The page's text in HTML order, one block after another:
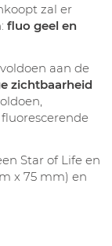
zal er
fluo geel en
aan de
zichtbaarheid
Star of Life en
x 75 mm) en